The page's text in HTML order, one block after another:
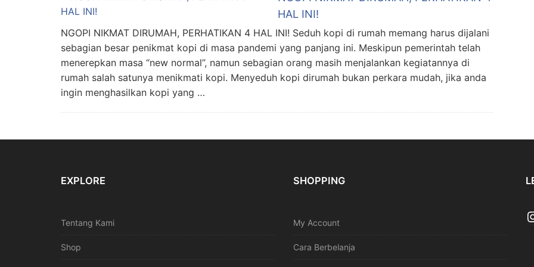
HAL INI!
NGOPI NIKMAT DIRUMAH, PERHATIKAN 4 HAL INI! Seduh kopi di rumah memang harus dijalani
sebagian besar penikmat kopi di masa pandemi yang panjang ini. Meskipun pemerintah telah
menerepkan masa “new normal”, namun sebagian orang masih menjalankan kegiatannya di
rumah salah satunya menikmati kopi. Menyeduh kopi dirumah bukan perkara mudah, jika anda
ingin menghasilkan kopi yang …
EXPLORE
Tentang Kami
Shop
SHOPPING
My Account
Cara Berbelanja